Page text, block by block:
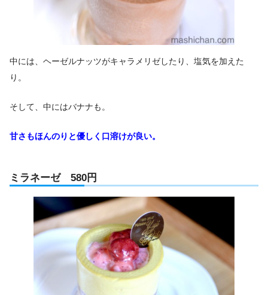
中には、ヘーゼルナッツがキャラメリゼしたり、塩気を加えた
り。
そして、中にはバナナも。
甘さもほんのりと優しく口溶けが良い。
ミラネーゼ 580円